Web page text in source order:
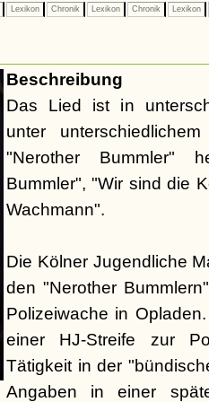
Lexikon Chronik Lexikon Chronik Lexikon
Beschreibung
Das Lied ist in
unter
"Nerother Bummler"
Bummler", "Wir sind die
Wachmann".
Die Kölner Jugendliche
den "Nerother
Polizeiwache in
einer HJ-Streife zur
Tätigkeit in der
Angaben in einer